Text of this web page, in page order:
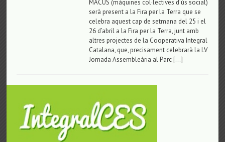
MACUS (màquines col·lectives d’ús social)
serà present a la Fira per la Terra que se
celebra aquest cap de setmana del 25 i el
26 d’abril a la Fira per la Terra, junt amb
altres projectes de la Cooperativa Integral
Catalana, que, precisament celebrarà la LV
Jornada Assembleària al Parc […]